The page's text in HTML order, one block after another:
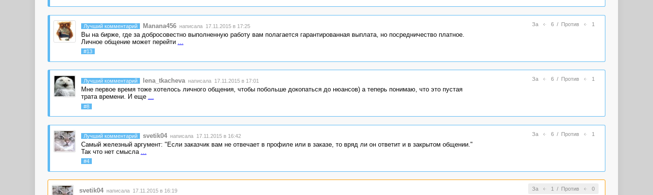
За 6/ Против 1
Лучший комментарий Manana456 написала 17.11.2015 в 17:25
Вы на бирже, где за добросовестно выполненную работу вам полагается гарантированная выплата, но посредничество платное.
Личное общение может перейти
#13
За 6/ Против 1
Лучший комментарий lena_tkacheva написала 17.11.2015 в 17:01
Мне первое время тоже хотелось личного общения, чтобы побольше докопаться до нюансов) а теперь понимаю, что это пустая
трата времени. И еще ...
#8
За 6/ Против 1
Лучший комментарий svetik04 написала 17.11.2015 в 16:42
Самый железный аргумент: "Если заказчик вам не отвечает в профиле или в заказе, то вряд ли он ответит и в закрытом общении."
Так что нет смысла
#4
За 1 / Против 0
svetik04 написала 17.11.2015 в 16:19